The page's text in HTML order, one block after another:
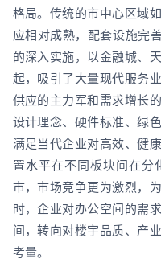
格局。传统的市中心区域
应相对成熟，配套设施完
的深入实施，以金融城、
起，吸引了大量现代服务
供应的主力军和需求增长
设计理念、硬件标准、绿
满足当代企业对高效、健
置水平在不同板块间在分
市，市场竞争更为激烈，
时，企业对办公空间的需
间，转向对楼宇品质、产
考量。